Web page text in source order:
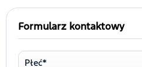
Formularz kontaktowy